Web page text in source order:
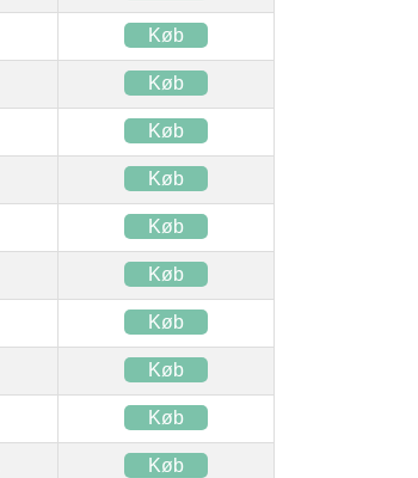
Køb
Køb
Køb
Køb
Køb
Køb
Køb
Køb
Køb
Køb